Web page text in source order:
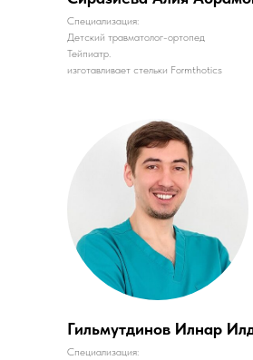
Специализация:
Детский травматолог-ортопед
Тейпиатр.
изготавливает стельки Formthotics
Гильмутдинов Илнар
Специализация: